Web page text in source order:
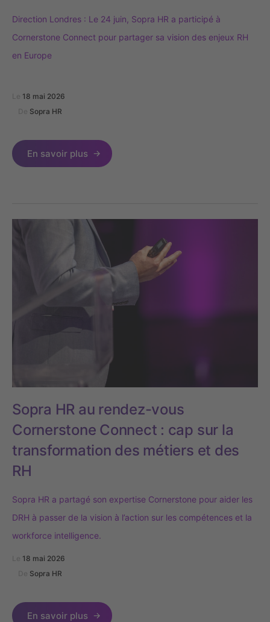
Direction Londres : Le 24 juin, Sopra HR a participé à
Cornerstone Connect pour partager sa vision des enjeux RH
en Europe
18 mai 2026
Sopra HR
En savoir plus
Sopra HR au rendez-vous
Cornerstone Connect : cap sur la
transformation des métiers et des
RH
Sopra HR a partagé son expertise Cornerstone pour aider les
DRH à passer de la vision à l’action sur les compétences et la
workforce intelligence.
18 mai 2026
Sopra HR
En savoir plus